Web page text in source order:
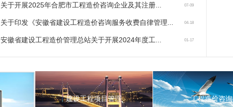
07-09
关于开展2025年合肥市工程造价咨询企业及其注册...
04-18
关于印发《安徽省建设工程造价咨询服务收费自律管理...
01-17
安徽省建设工程造价管理总站关于开展2024年度工...
建设工程项目管理
建设工程项目管理
工程造价咨询
工程造价咨询
其他 更新中...